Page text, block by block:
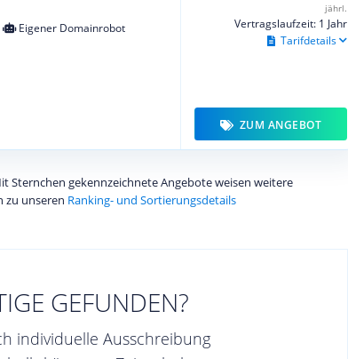
Eigener Domainrobot
jährl.
Vertragslaufzeit: 1 Jahr
Tarifdetails
ZUM ANGEBOT
Sternchen gekennzeichnete Angebote weisen weitere
zu unseren Ranking- und Sortierungsdetails
GEFUNDEN?
individuelle Ausschreibung